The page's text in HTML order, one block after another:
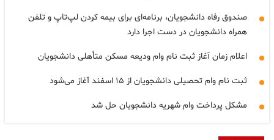
صندوق رفاه دانشجویان، برنامه‌ای برای بیمه کردن لپ‌تاپ و تلفن
همراه دانشجویان در دست اجرا دارد
اعلام زمان آغاز ثبت نام وام ودیعه مسکن متأهلی دانشجویان
ثبت نام وام تحصیلی دانشجویان از ۱۵ اسفند آغاز می‌شود
مشکل پرداخت وام شهریه دانشجویان حل شد